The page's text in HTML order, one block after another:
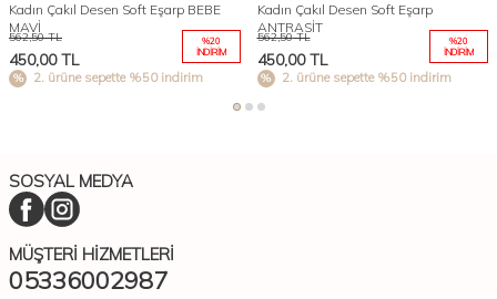
Kadın Çakıl Desen Soft Eşarp BEBE
MAVİ
562,50TL
450,00TL
%20
İNDIRIM
2. ürüne sepette %50 indirim
Kadın Çakıl Desen Soft Eşarp
ANTRASİT
562,50TL
450,00TL
%20
İNDIRIM
2. ürüne sepette %50 indirim
SOSYAL MEDYA
MÜŞTERI HIZMETLERI
05336002987